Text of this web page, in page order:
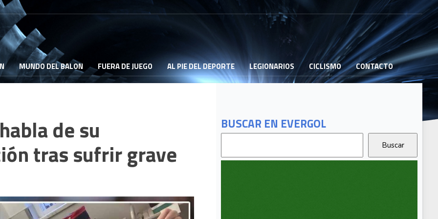
MUNDO DEL BALON FUERA DE JUEGO AL PIE DEL DEPORTE LEGIONARIOS CICLISMO CONTACTO
BUSCAR EN EVERGOL
de su
tras sufrir grave